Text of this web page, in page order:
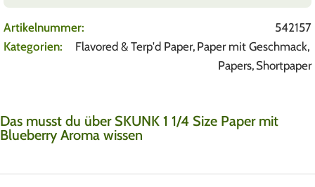
Artikelnummer:
542157
Kategorien:
Flavored & Terp'd Paper, Paper mit Geschmack,
Papers, Shortpaper
Das musst du über SKUNK 1 1/4 Size Paper mit
Blueberry Aroma wissen